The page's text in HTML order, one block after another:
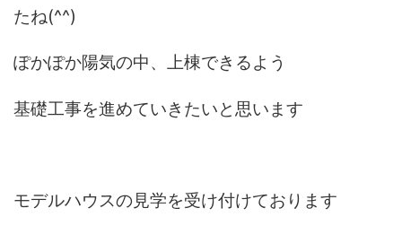
たね(^^)
ぽかぽか陽気の中、上棟できるよう
基礎工事を進めていきたいと思います
モデルハウスの見学を受け付けております